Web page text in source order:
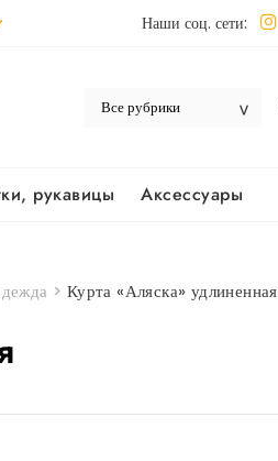
Наши соц. сети:
рукавицы Аксессуары
> Курта «Аляска» удлиненная